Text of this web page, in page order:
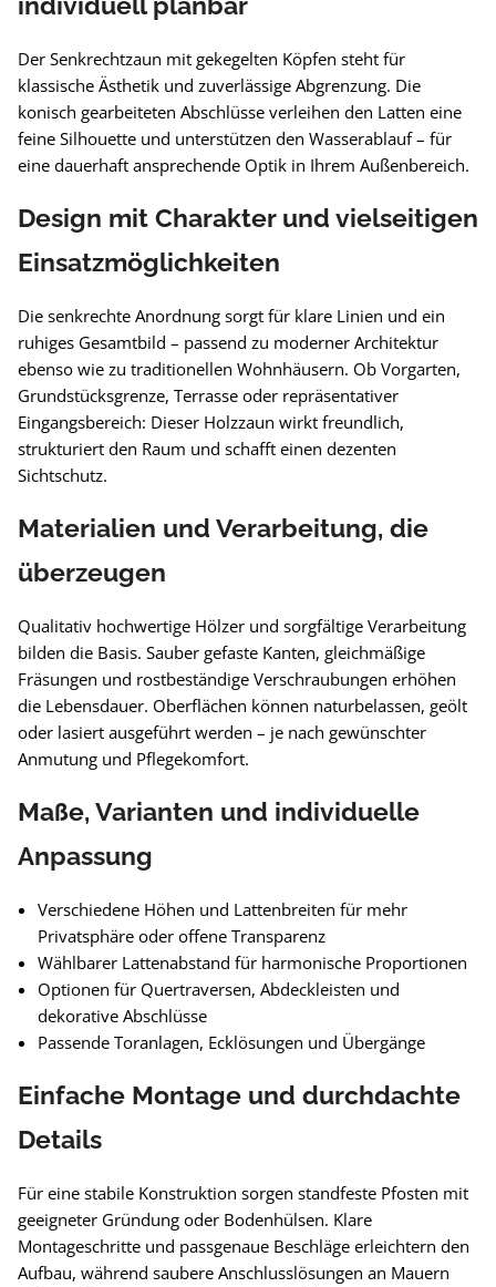
Der Senkrechtzaun mit gekegelten Köpfen steht für
klassische Ästhetik und zuverlässige Abgrenzung. Die
konisch gearbeiteten Abschlüsse verleihen den Latten eine
feine Silhouette und unterstützen den Wasserablauf – für
eine dauerhaft ansprechende Optik in Ihrem Außenbereich.
Design mit Charakter und vielseitigen
Einsatzmöglichkeiten
Die senkrechte Anordnung sorgt für klare Linien und ein
ruhiges Gesamtbild – passend zu moderner Architektur
ebenso wie zu traditionellen Wohnhäusern. Ob Vorgarten,
Grundstücksgrenze, Terrasse oder repräsentativer
Eingangsbereich: Dieser Holzzaun wirkt freundlich,
strukturiert den Raum und schafft einen dezenten
Sichtschutz.
Materialien und Verarbeitung, die
überzeugen
Qualitativ hochwertige Hölzer und sorgfältige Verarbeitung
bilden die Basis. Sauber gefaste Kanten, gleichmäßige
Fräsungen und rostbeständige Verschraubungen erhöhen
die Lebensdauer. Oberflächen können naturbelassen, geölt
oder lasiert ausgeführt werden – je nach gewünschter
Anmutung und Pflegekomfort.
Maße, Varianten und individuelle
Anpassung
Verschiedene Höhen und Lattenbreiten für mehr
Privatsphäre oder offene Transparenz
Wählbarer Lattenabstand für harmonische Proportionen
Optionen für Quertraversen, Abdeckleisten und
dekorative Abschlüsse
Passende Toranlagen, Ecklösungen und Übergänge
Einfache Montage und durchdachte
Details
Für eine stabile Konstruktion sorgen standfeste Pfosten mit
geeigneter Gründung oder Bodenhülsen. Klare
Montageschritte und passgenaue Beschläge erleichtern den
Aufbau, während saubere Anschlusslösungen an Mauern